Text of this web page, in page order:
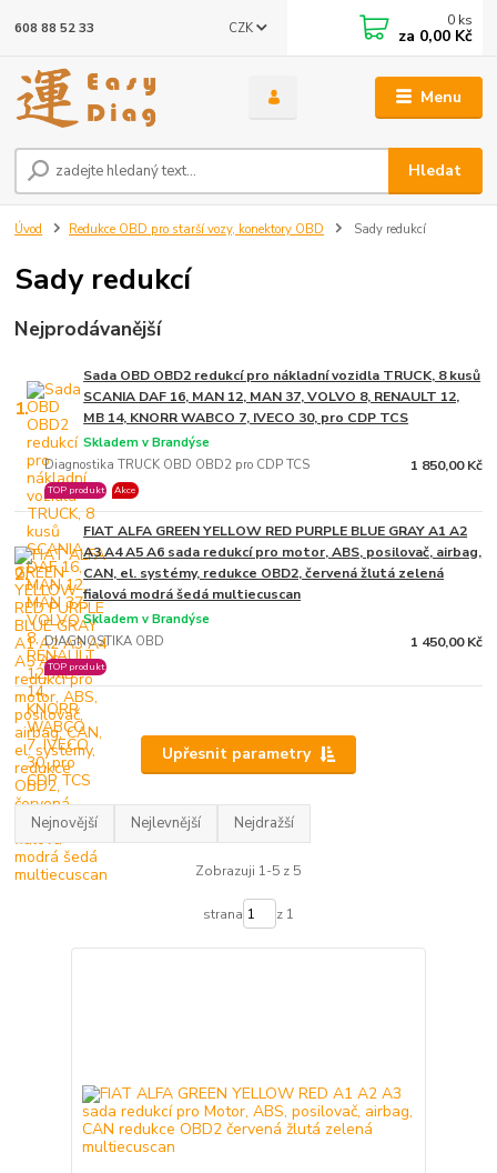
Menu
CZK
Hledat
608 88 52 33 0 ks
za 0,00 Kč
Úvod Redukce OBD pro starší vozy, konektory OBD Sady redukcí
Sady redukcí
Nejprodávanější
1.
Sada OBD OBD2 redukcí pro nákladní vozidla TRUCK, 8 kusů
SCANIA DAF 16, MAN 12, MAN 37, VOLVO 8, RENAULT 12,
MB 14, KNORR WABCO 7, IVECO 30, pro CDP TCS
Diagnostika TRUCK OBD OBD2 pro CDP TCS
Skladem v Brandýse
TOP produkt Akce
1 850,00 Kč
2.
FIAT ALFA GREEN YELLOW RED PURPLE BLUE GRAY A1 A2
A3 A4 A5 A6 sada redukcí pro motor, ABS, posilovač, airbag,
CAN, el. systémy, redukce OBD2, červená žlutá zelená
fialová modrá šedá multiecuscan
DIAGNOSTIKA OBD
Skladem v Brandýse
TOP produkt
1 450,00 Kč
Upřesnit parametry
Nejnovější Nejlevnější Nejdražší
Zobrazuji 1-5 z 5
strana z 1